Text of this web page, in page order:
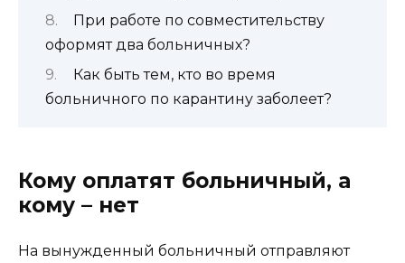
При работе по совместительству
оформят два больничных?
Как быть тем, кто во время
больничного по карантину заболеет?
Кому оплатят больничный, а
кому – нет
На вынужденный больничный отправляют